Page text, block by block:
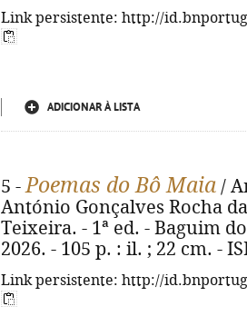
Link persistente: http://
ADICIONAR À LISTA
5 -Poemas do Bô Maia /
António Gonçalves Rocha
Teixeira. - 1ª ed. - Baguim
2026. - 105 p. : il. ; 22 cm. -
Link persistente: http://